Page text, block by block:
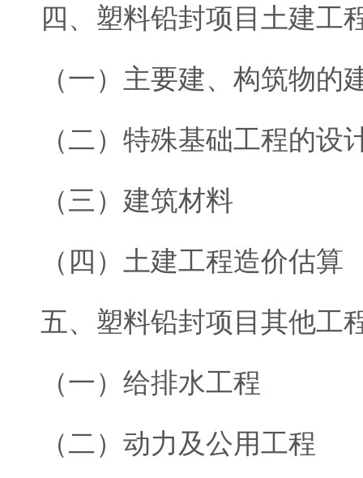
四、塑料铅封项目土建工
（一）主要建、构筑物的
（二）特殊基础工程的设
（三）建筑材料
（四）土建工程造价估算
五、塑料铅封项目其他工
（一）给排水工程
（二）动力及公用工程